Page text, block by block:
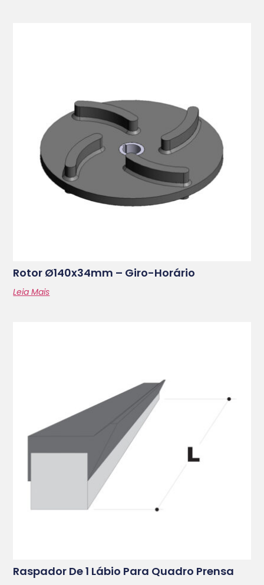
Rotor Ø140x34mm – Giro-Horário
Leia Mais
Raspador De 1 Lábio Para Quadro Prensa